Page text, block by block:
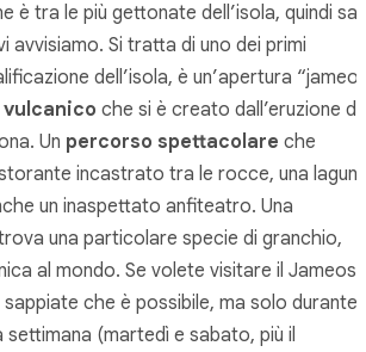
è tra le più gettonate dell’isola, quindi
avvisiamo. Si tratta di uno dei primi
dell’isola, è un’apertura “jameo”
che si è creato dall’eruzione
Un percorso spettacolare che
incastrato tra le rocce, una
un inaspettato anfiteatro. Una
una particolare specie di granchio,
al mondo. Se volete visitare il Jameos
sappiate che è possibile, ma solo durante
settimana (martedì e sabato, più il